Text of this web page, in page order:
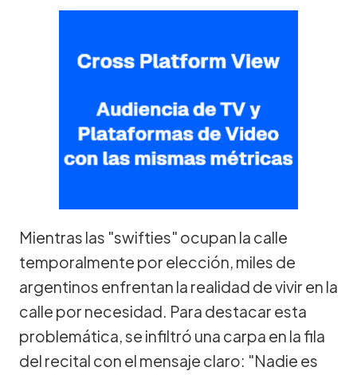
Mientras las "swifties" ocupan la calle
temporalmente por elección, miles de
argentinos enfrentan la realidad de vivir en la
calle por necesidad. Para destacar esta
problemática, se infiltró una carpa en la fila
del recital con el mensaje claro: "Nadie es